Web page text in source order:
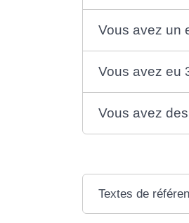
Vous avez un
Vous avez eu
Vous avez
Textes de